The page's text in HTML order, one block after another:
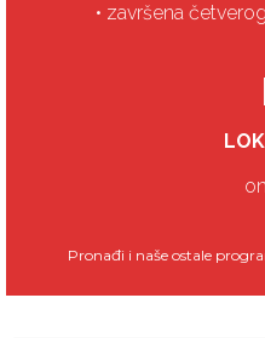
• završena
Pronađi i naše ostale